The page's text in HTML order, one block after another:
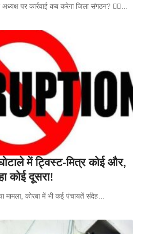
पर कार्रवाई कब करेगा जिला संगठन? 👉🏻…
में ट्विस्ट-मित्र कोई और,
कोई दूसरा!
मामला, कोरबा में भी कई पंचायतें संदेह…